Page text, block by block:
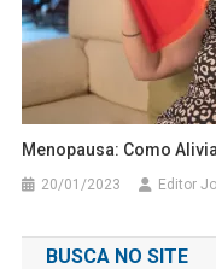
Menopausa: Como
20/01/2023 Editor
BUSCA NO SITE